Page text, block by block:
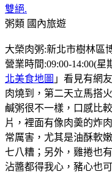
雙絕.
粥類 國內旅遊
大榮肉粥:新北市樹林區
營業時間:09:00-14:00(
北美食地圖 」看見有網
肉燒到，第二天立馬搭
鹹粥很不一樣，口感比
片，裡面有像肉羮的炸
常厲害，尤其是油酥軟
七八糟；另外，雞捲也
沾醬都得我心，豬心也